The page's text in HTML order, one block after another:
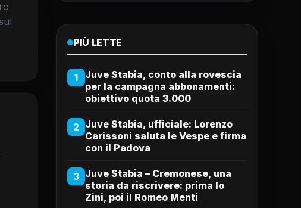
PIÙ LETTE
1
Juve Stabia, conto alla rovescia
per la campagna abbonamenti:
obiettivo quota 3.000
2 Juve Stabia, ufficiale: Lorenzo
Carissoni saluta le Vespe e firma
con il Padova
3 Juve Stabia – Cremonese, una
storia da riscrivere: prima lo
Zini, poi il Romeo Menti